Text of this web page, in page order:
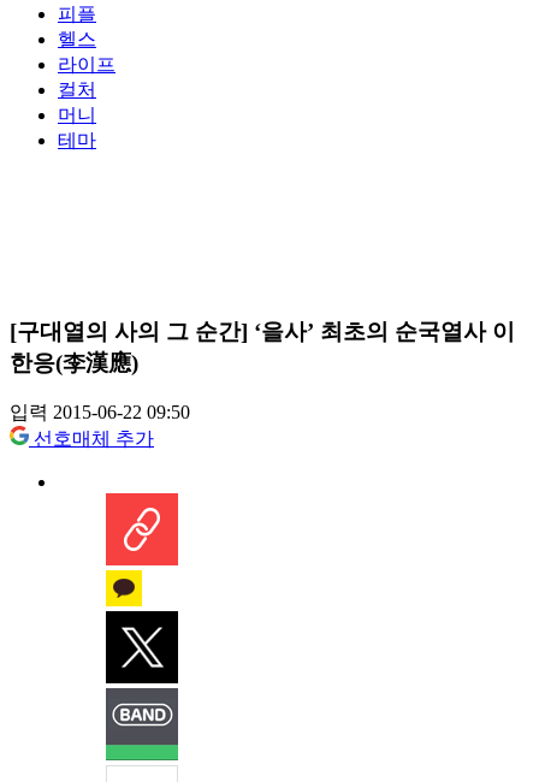
피플
헬스
라이프
컬처
머니
테마
[구대열의 사의 그 순간] ‘을사’ 최초의 순국열사 이
한응(李漢應)
입력 2015-06-22 09:50
선호매체 추가